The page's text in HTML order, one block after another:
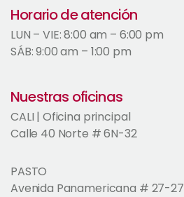
Horario de atención
LUN – VIE: 8:00 am – 6:00 pm
SÁB: 9:00 am – 1:00 pm
Nuestras oficinas
CALI | Oficina principal
Calle 40 Norte # 6N-32
PASTO
Avenida Panamericana # 27-27